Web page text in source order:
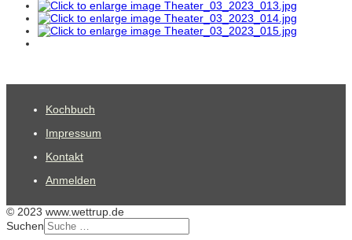
Kochbuch
Impressum
Kontakt
Anmelden
© 2023 www.wettrup.de
Suchen